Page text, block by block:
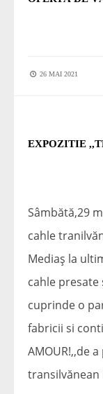
26 MAI 2021
EXPOZITIE
Sâmbătă,29
cahle
Mediaș la
cahle presate
cuprinde o
fabricii si
AMOUR!,,de
transilvănean